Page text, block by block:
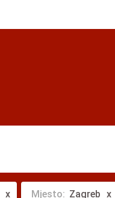
Mjesto: Zagreb